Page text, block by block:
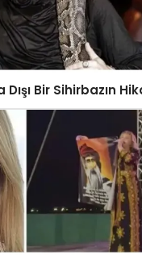
Bir Sihirbazın